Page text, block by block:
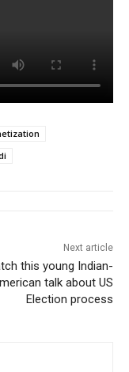
Next article
this young Indian-
talk about US
Election process